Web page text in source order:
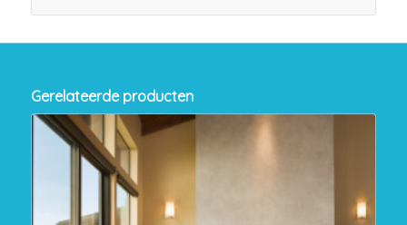
Gerelateerde producten